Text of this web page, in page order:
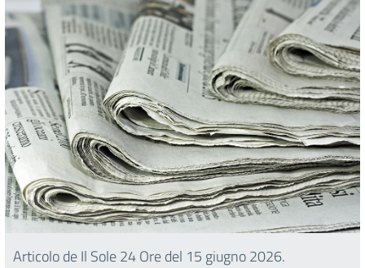
Articolo de Il Sole 24 Ore del 15 giugno 2026.